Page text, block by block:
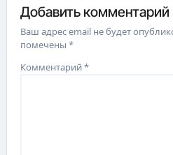
Добавить комментарий
Ваш адрес email не будет
помечены*
Комментарий*